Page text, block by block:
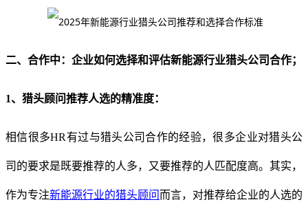
二、 合作中：企业如何选择和评估新能源行业猎头公司合作；
1、猎头顾问推荐人选的精准度：
相信很多HR有过与猎头公司合作的经验，很多企业对猎头公
司的要求是既要推荐的人多，又要推荐的人匹配度高。其实，
作为专注新能源行业的猎头顾问 而言，对推荐给企业的人选的